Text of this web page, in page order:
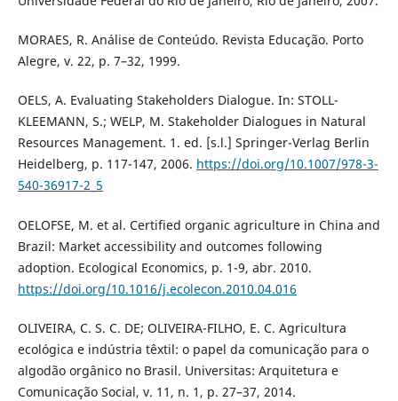
MORAES, R. Análise de Conteúdo. Revista Educação. Porto
Alegre, v. 22, p. 7–32, 1999.
OELS, A. Evaluating Stakeholders Dialogue. In: STOLL-
KLEEMANN, S.; WELP, M. Stakeholder Dialogues in Natural
Resources Management. 1. ed. [s.l.] Springer-Verlag Berlin
Heidelberg, p. 117-147, 2006. https://doi.org/10.1007/978-3-
540-36917-2_5
OELOFSE, M. et al. Certified organic agriculture in China and
Brazil: Market accessibility and outcomes following
adoption. Ecological Economics, p. 1-9, abr. 2010.
https://doi.org/10.1016/j.ecolecon.2010.04.016
OLIVEIRA, C. S. C. DE; OLIVEIRA-FILHO, E. C. Agricultura
ecológica e indústria têxtil: o papel da comunicação para o
algodão orgânico no Brasil. Universitas: Arquitetura e
Comunicação Social, v. 11, n. 1, p. 27–37, 2014.